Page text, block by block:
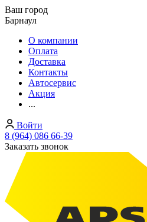
Ваш город
Барнаул
О компании
Оплата
Доставка
Контакты
Автосервис
Акция
...
Войти
8 (964) 086 66-39
Заказать звонок